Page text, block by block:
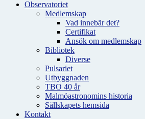
Observatoriet
Medlemskap
Vad innebär det?
Certifikat
Ansök om medlemskap
Bibliotek
Diverse
Pulsariet
Utbyggnaden
TBO 40 år
Malmöastronomins historia
Sällskapets hemsida
Kontakt